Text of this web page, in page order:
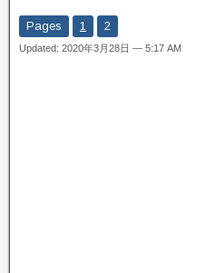
Pages 1 2
Updated: 2020年3月28日 — 5:17 AM